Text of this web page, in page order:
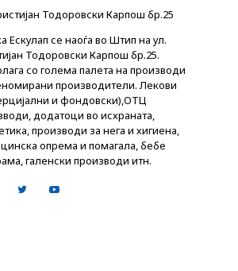
Тодоровски Карпош бр.25
Ескулап се наоѓа во Штип на ул.
Тодоровски Карпош бр.25.
со голема палета на производи
производители. Лекови
и фондовски),ОТЦ
додатоци во исхраната,
производи за нега и хигиена,
опрема и помагала, бебе
галенски производи итн.